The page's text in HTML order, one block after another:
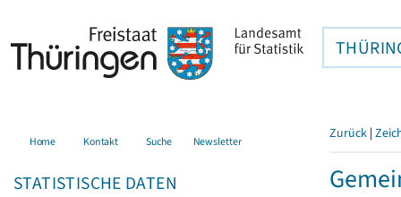
Home Kontakt Suche Newsletter
STATISTISCHE DATEN
Zurück |